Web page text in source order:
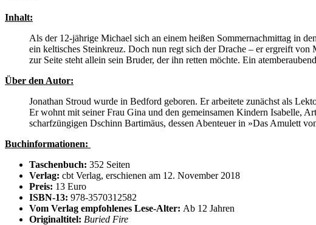
Inhalt:
Als der 12-jährige Michael sich an einem heißen Sommernachmittag in
ein keltisches Steinkreuz. Doch nun regt sich der Drache – er ergreift
zur Seite steht allein sein Bruder, der ihn retten möchte. Ein
Über den Autor:
Jonathan Stroud wurde in Bedford geboren. Er arbeitete zunächst als
Er wohnt mit seiner Frau Gina und den gemeinsamen Kindern Isabelle,
scharfzüngigen Dschinn Bartimäus, dessen Abenteuer in »Das Amulett
Buchinformationen:
Taschenbuch: 352 Seiten
Verlag: cbt Verlag, erschienen am 12. November 2018
Preis: 13 Euro
ISBN-13: 978-3570312582
Vom Verlag empfohlenes Lese-Alter: Ab 12 Jahren
Originaltitel: Buried Fire